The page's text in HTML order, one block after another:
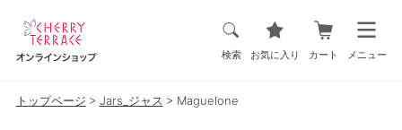
検索 お気に入り カート メニュー
トップページ Jars_ジャス Maguelone